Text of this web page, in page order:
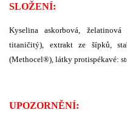
SLOŽENÍ:
Kyselina askorbová,
titaničitý), extrakt ze šípků,
(Methocel®), látky protispékavé:
UPOZORNĚNÍ: